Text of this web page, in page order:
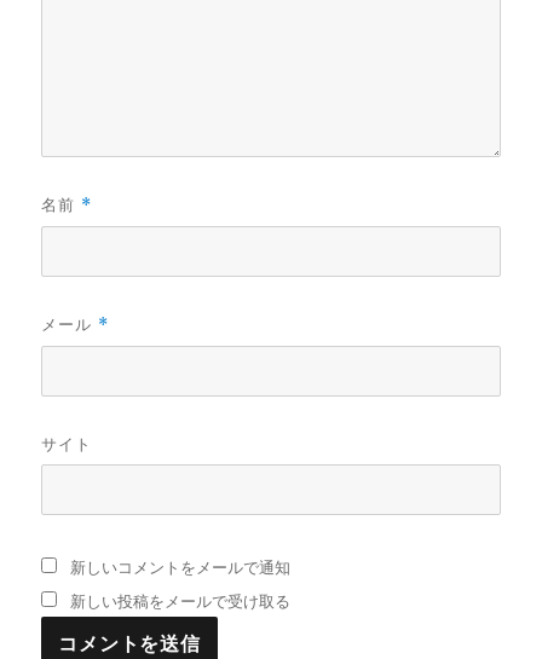
名前 *
メール *
サイト
新しいコメントをメールで通知
新しい投稿をメールで受け取る